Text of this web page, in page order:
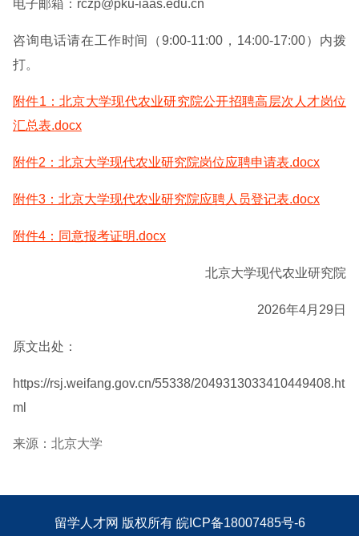
电子邮箱：rczp@pku-iaas.edu.cn
咨询电话请在工作时间（9:00-11:00，14:00-17:00）内拨
打。
附件1：北京大学现代农业研究院公开招聘高层次人才岗位
汇总表.docx
附件2：北京大学现代农业研究院岗位应聘申请表.docx
附件3：北京大学现代农业研究院应聘人员登记表.docx
附件4：同意报考证明.docx
北京大学现代农业研究院
2026年4月29日
原文出处：
https://rsj.weifang.gov.cn/55338/2049313033410449408.ht
ml
来源：北京大学
留学人才网 版权所有 皖ICP备18007485号-6